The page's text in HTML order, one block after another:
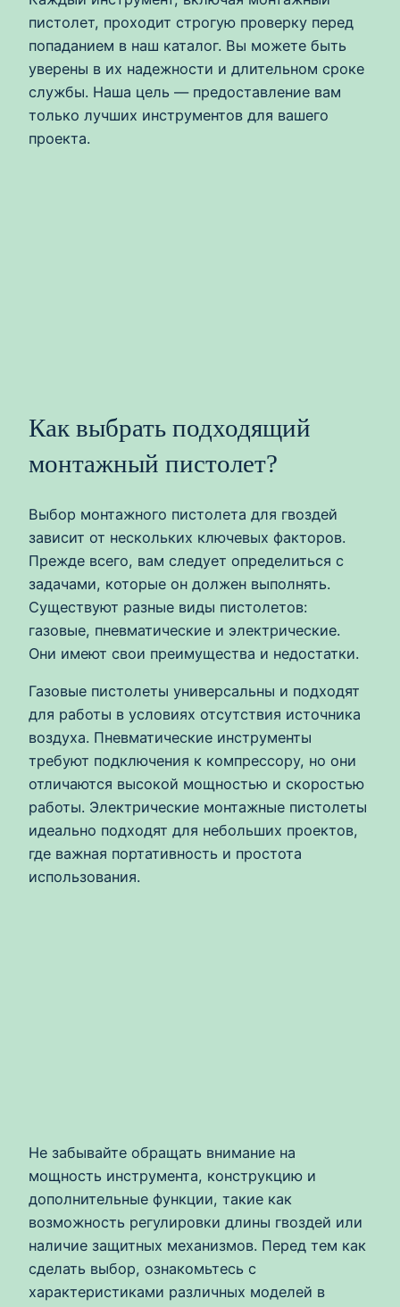
пистолет, проходит строгую проверку перед
попаданием в наш каталог. Вы можете быть
уверены в их надежности и длительном сроке
службы. Наша цель — предоставление вам
только лучших инструментов для вашего
проекта.
Как выбрать подходящий
монтажный пистолет?
Выбор монтажного пистолета для гвоздей
зависит от нескольких ключевых факторов.
Прежде всего, вам следует определиться с
задачами, которые он должен выполнять.
Существуют разные виды пистолетов:
газовые, пневматические и электрические.
Они имеют свои преимущества и недостатки.
Газовые пистолеты универсальны и подходят
для работы в условиях отсутствия источника
воздуха. Пневматические инструменты
требуют подключения к компрессору, но они
отличаются высокой мощностью и скоростью
работы. Электрические монтажные пистолеты
идеально подходят для небольших проектов,
где важная портативность и простота
использования.
Не забывайте обращать внимание на
мощность инструмента, конструкцию и
дополнительные функции, такие как
возможность регулировки длины гвоздей или
наличие защитных механизмов. Перед тем как
сделать выбор, ознакомьтесь с
характеристиками различных моделей в